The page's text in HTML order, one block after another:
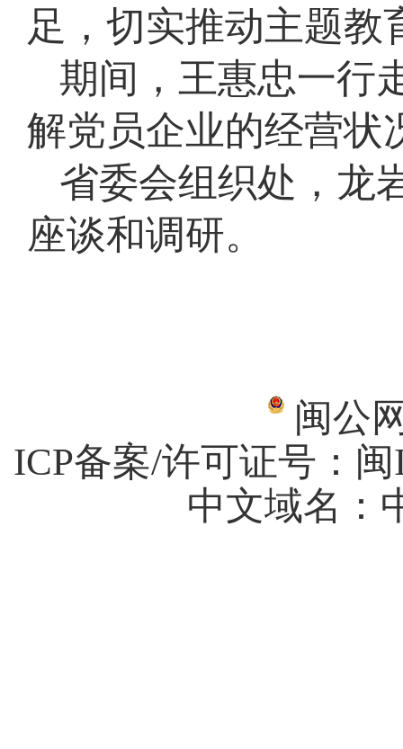
足，切实推动主题教
期间，王惠忠一行
解党员企业的经营状
省委会组织处，龙
座谈和调研。
闽公
ICP备案/许可证号： 闽
中文域名：